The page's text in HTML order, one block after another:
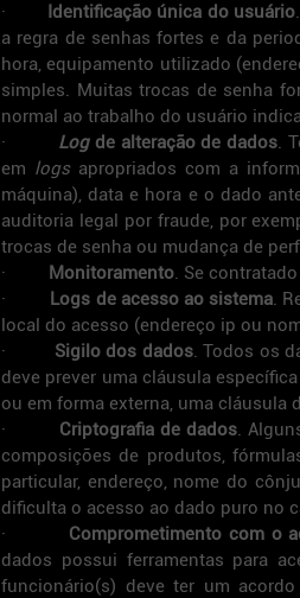
·
Identificação única do usuário
a regra de senhas fortes e da
hora, equipamento utilizado
simples. Muitas trocas de senha
normal ao trabalho do usuário
· Log de alteração de dados.
em logs apropriados com a
máquina), data e hora e o dado
auditoria legal por fraude, por
trocas de senha ou mudança de
· Monitoramento. Se
· Logs de acesso ao sistema.
local do acesso (endereço ip ou
· Sigilo dos dados. Todos os
deve prever uma cláusula
ou em forma externa, uma cláusula
· Criptografia de dados.
composições de produtos,
particular, endereço, nome do
dificulta o acesso ao dado puro no
· Comprometimento com o
dados possui ferramentas para
funcionário(s) deve ter um